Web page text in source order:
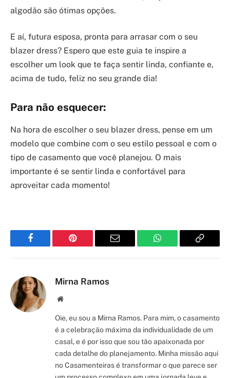
algodão são ótimas opções.
E aí, futura esposa, pronta para arrasar com o seu
blazer dress? Espero que este guia te inspire a
escolher um look que te faça sentir linda, confiante e,
acima de tudo, feliz no seu grande dia!
Para não esquecer:
Na hora de escolher o seu blazer dress, pense em um
modelo que combine com o seu estilo pessoal e com o
tipo de casamento que você planejou. O mais
importante é se sentir linda e confortável para
aproveitar cada momento!
Facebook Pinterest Email WhatsApp Copy
Mirna Ramos
Site/Blog
Oie, eu sou a Mirna Ramos. Para mim, o casamento
é a celebração máxima da individualidade de um
casal, e é por isso que sou tão apaixonada por
cada detalhe do planejamento. Minha missão aqui
no Casamenteiras é transformar o que parece ser